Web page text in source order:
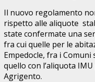
Il nuovo regolamento
rispetto alle aliquote
state confermate una
fra cui quelle per le
Empedocle, fra i
quello con l’aliquota
Agrigento.